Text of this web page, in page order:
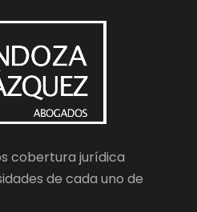
cobertura jurídica
de cada uno de